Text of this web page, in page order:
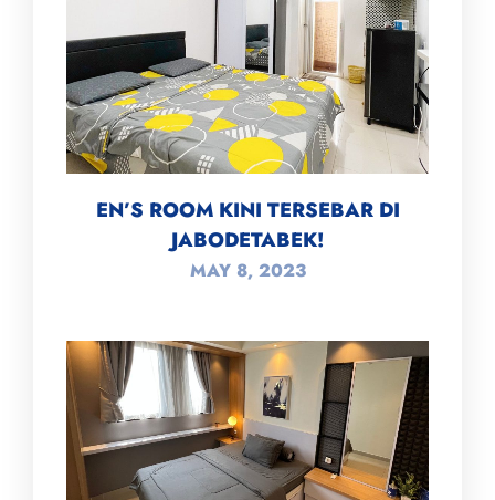
EN’S ROOM KINI TERSEBAR DI
JABODETABEK!
MAY 8, 2023